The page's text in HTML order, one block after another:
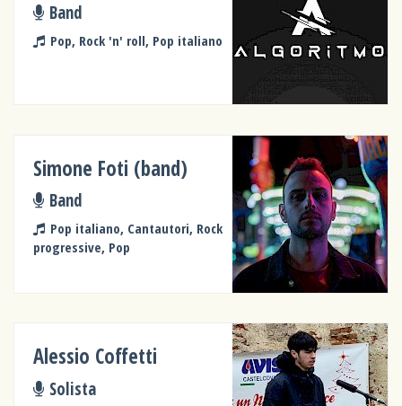
Band
Pop, Rock 'n' roll, Pop italiano
Simone Foti (band)
Band
Pop italiano, Cantautori, Rock
progressive, Pop
Alessio Coffetti
Solista